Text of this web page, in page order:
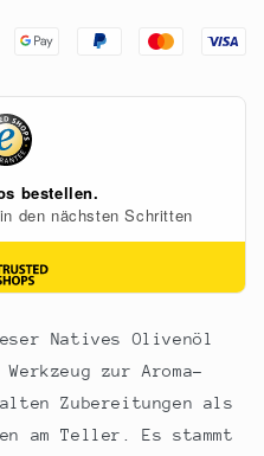
Natives Olivenöl
zur Aroma-
Zubereitungen als
am Teller. Es stammt